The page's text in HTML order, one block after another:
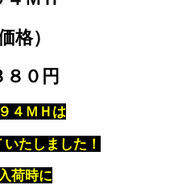
格）
８０円
４ＭＨは
たしました！
荷時に